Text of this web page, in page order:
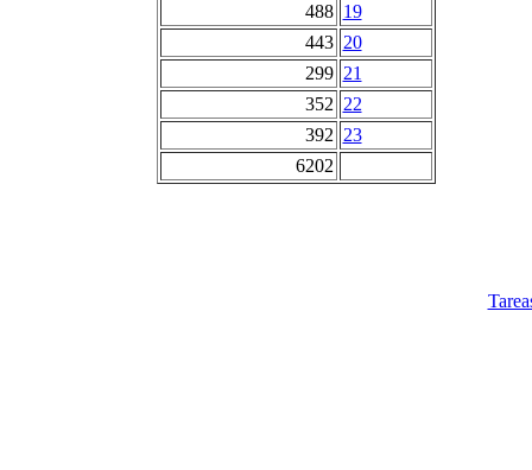
488 19
443 20
299 21
352 22
392 23
6202